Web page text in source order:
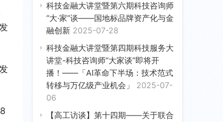
科技金融大讲堂暨第六期科技咨询师
“大·家”谈——国地标品牌资产化与金
融创新 2025-07-28
科技金融大讲堂暨第四期科技服务大
讲堂-科技咨询师“大家谈”即将开
播！——「AI革命下半场：技术范式
转移与万亿级产业机会」 2025-07-
06
【高工访谈】第十四期——关于联合